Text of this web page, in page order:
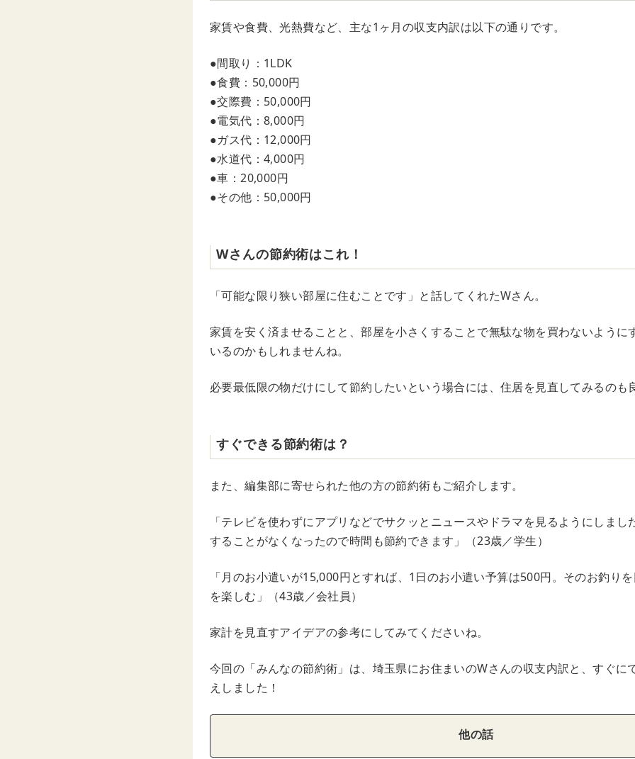
家賃や食費、光熱費など、主な1ヶ月の収支内訳は以下の通りです。
●間取り：1LDK
●食費：50,000円
●交際費：50,000円
●電気代：8,000円
●ガス代：12,000円
●水道代：4,000円
●車：20,000円
●その他：50,000円
Wさんの節約術はこれ！
「可能な限り狭い部屋に住むことです」と話してくれたWさん。
家賃を安く済ませることと、部屋を小さくすることで無駄な物を買わないように
いるのかもしれませんね。
必要最低限の物だけにして節約したいという場合には、住居を見直してみるのも
すぐできる節約術は？
また、編集部に寄せられた他の方の節約術もご紹介します。
「テレビを使わずにアプリなどでサクッとニュースやドラマを見るようにしまし
することがなくなったので時間も節約できます」（23歳／学生）
「月のお小遣いが15,000円とすれば、1日のお小遣い予算は500円。そのお釣り
を楽しむ」（43歳／会社員）
家計を見直すアイデアの参考にしてみてくださいね。
今回の「みんなの節約術」は、埼玉県にお住まいのWさんの収支内訳と、すぐに
えしました！
他の話